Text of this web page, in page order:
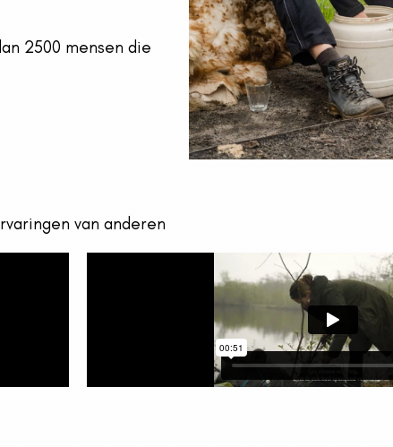
2500 mensen die
van anderen